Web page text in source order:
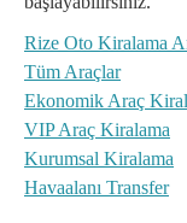
Rize Oto Kiralama
Tüm Araçlar
Ekonomik Araç
VIP Araç Kiralama
Kurumsal Kiralama
Havaalanı Transfer